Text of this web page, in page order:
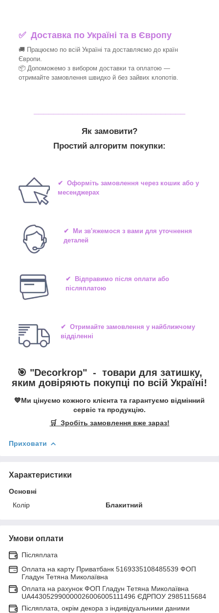
✅Доставка по Україні та в Європу
🚚 Працюємо по всій Україні та доставляємо до країн
Європи.
📦 Допоможемо з вибором доставки та оплатою —
отримайте замовлення швидко й без зайвих клопотів.
Як замовити?
Простий алгоритм покупки:
✔ Оформіть замовлення через кошик або у
месенджерах
✔ Ми зв'яжемося з вами для уточнення
деталей
✔ Відправимо після оплати або
післяплатою
✔ Отримайте замовлення у найближчому
відділенні
🎯 "Decorkrop" - товари для затишку,
яким довіряють покупці по всій Україні!
💙Ми цінуємо кожного клієнта та гарантуємо відмінний
сервіс та продукцію.
🛒 Зробіть замовлення вже зараз!
Приховати
Характеристики
Основні
Колір
Блакитний
Умови оплати
Післяплата
Оплата на карту Приватбанк 5169335108485539 ФОП
Гладун Тетяна Миколаївна
Оплата на рахунок ФОП Гладун Тетяна Миколаївна
UA443052990000026006005111496 ЄДРПОУ 2985115684
Післяплата, окрім декора з індивідуальними даними